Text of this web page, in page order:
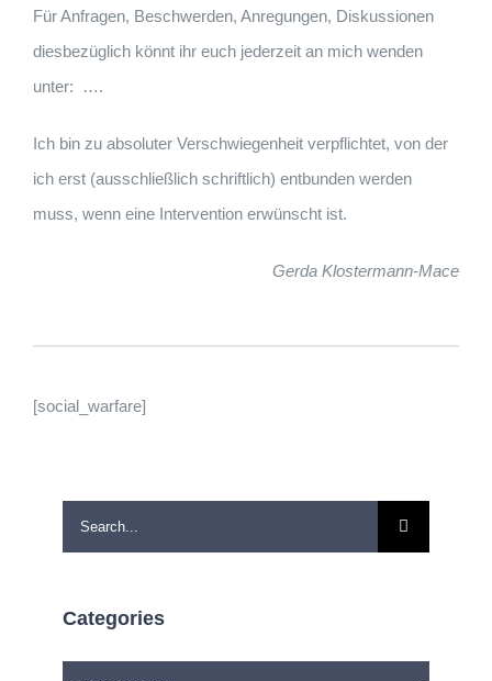
Für Anfragen, Beschwerden, Anregungen, Diskussionen
diesbezüglich könnt ihr euch jederzeit an mich wenden
unter:
….
Ich bin zu absoluter Verschwiegenheit verpflichtet, von der
ich erst (ausschließlich schriftlich) entbunden werden
muss, wenn eine Intervention erwünscht ist.
Gerda Klostermann-Mace
[social_warfare]
Search
for:
Categories
Categories